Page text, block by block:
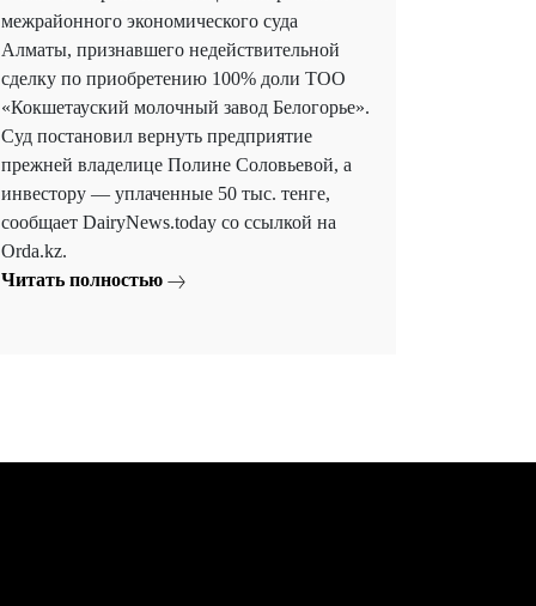
межрайонного экономического суда
Алматы, признавшего недействительной
сделку по приобретению 100% доли ТОО
«Кокшетауский молочный завод Белогорье».
Суд постановил вернуть предприятие
прежней владелице Полине Соловьевой, а
инвестору — уплаченные 50 тыс. тенге,
сообщает DairyNews.today со ссылкой на
Orda.kz.
Читать полностью